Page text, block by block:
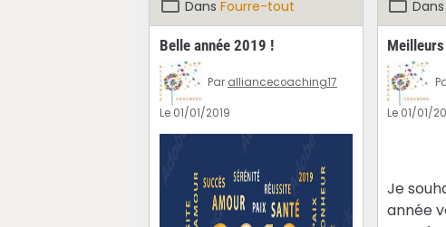
Dans Fourre-tout
Belle année 2019 !
Par alliancecoaching17
Le 01/01/2019 Le 01/01/
Je
année